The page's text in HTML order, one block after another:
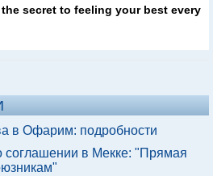
secret to feeling your best every
в Офарим: подробности
в Мекке: "Прямая